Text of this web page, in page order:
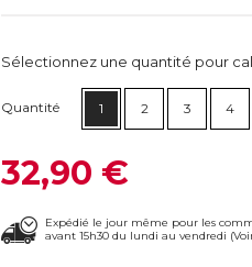
Sélectionnez une quantité pour
Quantité 1 2 3 4
32,90 €
Expédié le jour même pour les
avant 15h30 du lundi au vendredi (